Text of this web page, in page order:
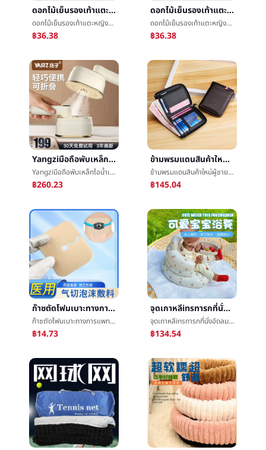
ดอกไม้เย็นรองเท้าแตะหญิงฤดูร้อนข้างนอกสวมใส่แบนสามารถเปียกน้ำริมทะเลรูปแฉกแนวตั้งลากการแข่งขันกระโปรงโพซี่ย์Miaรองเท้าแตะ
ดอกไม้เย็นรองเท้าแตะหญิงฤดูร้อนข้างนอกสวมใส่แบนสามารถเปียกน้ำริมทะเลรูปแฉกแนวตั้งลากการแข่งขันกระโปรงโพซี่ย์Miaรองเท้าแตะ
฿36.38
ดอกไม้เย็นรองเท้าแตะหญิงฤดูร้อนข้างนอกสวมใส่แบนสามารถเปียกน้ำริมทะเลรูปแฉกแนวตั้งลากการแข่งขันกระโปรงโพซี่ย์Miaรองเท้าแตะ
ดอกไม้เย็นรองเท้าแตะหญิงฤดูร้อนข้างนอกสวมใส่แบนสามารถเปียกน้ำริมทะเลรูปแฉกแนวตั้งลากการแข่งขันกระโปรงโพซี่ย์Miaรองเท้าแตะ
฿36.38
Yangziมือถือพับเหล็กไอน้ำเรือกลไฟเสื้อผ้าครัวเรือนขนาดเล็กเครื่องรีดผ้าแบบพกพาใหญ่ไอน้ำç¨เสื้อผ้าเครื่องยุโรปแทรก
Yangziมือถือพับเหล็กไอน้ำเรือกลไฟเสื้อผ้าครัวเรือนขนาดเล็กเครื่องรีดผ้าแบบพกพาใหญ่ไอน้ำç¨เสื้อผ้าเครื่องยุโรปแทรก
฿260.23
ข้ามพรมแดนสินค้าใหม่ผู้ชายกระเป๋าสตางค์rfidบัตรบรรจุภัณฑ์สั้นกระเป๋าสตางค์หัวชั้นcowhideบัตรบรรจุภัณฑ์ขโมยแปรงหญิงผู้ถือบัตรแพคเกจM
ข้ามพรมแดนสินค้าใหม่ผู้ชายกระเป๋าสตางค์rfidบัตรบรรจุภัณฑ์สั้นกระเป๋าสตางค์หัวชั้นcowhideบัตรบรรจุภัณฑ์ขโมยแปรงหญิงผู้ถือบัตรแพคเกจM
฿145.04
ก๊าซตัดโฟมเบาะทางการแพทย์ก๊าซç®¡ตัดå£เบาะก๊าซตัดใช้การเปิดการแต่งตัวฟองน้ำความแข็งแรงซึมซับก๊าซตัดพยาบาลนำมาใช้
ก๊าซตัดโฟมเบาะทางการแพทย์ก๊าซç®¡ตัดå£เบาะก๊าซตัดใช้การเปิดการแต่งตัวฟองน้ำความแข็งแรงซึมซับก๊าซตัดพยาบาลนำมาใช้
฿14.73
จุดเกาหลีinsทารกที่นั่งอัดลมแบบพกพาเล็กโซฟาทารกต่อต้านตกที่นั่ง6เดือนเรียนนั่งอาบน้ำม้านั่ง
จุดเกาหลีinsทารกที่นั่งอัดลมแบบพกพาเล็กโซฟาทารกต่อต้านตกที่นั่ง6เดือนเรียนนั่งอาบน้ำม้านั่ง
฿134.54